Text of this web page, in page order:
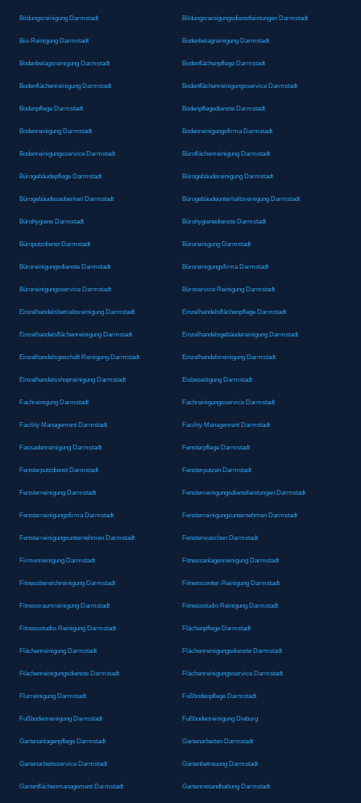
Bildungsreinigung Darmstadt Bildungsreinigungsdienstleistungen Darmstadt
Bio-Reinigung Darmstadt Bodenbelagreinigung Darmstadt
Bodenbelagsreinigung Darmstadt Bodenflächenpflege Darmstadt
Bodenflächenreinigung Darmstadt Bodenflächenreinigungsservice Darmstadt
Bodenpflege Darmstadt Bodenpflegedienste Darmstadt
Bodenreinigung Darmstadt Bodenreinigungsfirma Darmstadt
Bodenreinigungsservice Darmstadt Büroflächenreinigung Darmstadt
Bürogebäudepflege Darmstadt Bürogebäudereinigung Darmstadt
Bürogebäudesauberkeit Darmstadt Bürogebäudeunterhaltsreinigung Darmstadt
Bürohygiene Darmstadt Bürohygienedienste Darmstadt
Büroputzdienst Darmstadt Büroreinigung Darmstadt
Büroreinigungsdienste Darmstadt Büroreinigungsfirma Darmstadt
Büroreinigungsservice Darmstadt Büroservice Reinigung Darmstadt
Einzelhandelsbetriebsreinigung Darmstadt Einzelhandelsflächenpflege Darmstadt
Einzelhandelsflächenreinigung Darmstadt Einzelhandelsgebäudereinigung Darmstadt
Einzelhandelsgeschäft Reinigung Darmstadt Einzelhandelsreinigung Darmstadt
Einzelhandelsshopreinigung Darmstadt Eisbeseitigung Darmstadt
Fachreinigung Darmstadt Fachreinigungsservice Darmstadt
Facility Management Darmstadt Facility Management Darmstadt
Fassadenreinigung Darmstadt Fensterpflege Darmstadt
Fensterputzdienst Darmstadt Fensterputzen Darmstadt
Fensterreinigung Darmstadt Fensterreinigungsdienstleistungen Darmstadt
Fensterreinigungsfirma Darmstadt Fensterreinigungsunternehmen Darmstadt
Fensterreinigungsunternehmen Darmstadt Fensterwaschen Darmstadt
Firmenreinigung Darmstadt Fitnessanlagenreinigung Darmstadt
Fitnessbereichreinigung Darmstadt Fitnesscenter-Reinigung Darmstadt
Fitnessraumreinigung Darmstadt Fitnessstudio Reinigung Darmstadt
Fitnessstudio-Reinigung Darmstadt Flächenpflege Darmstadt
Flächenreinigung Darmstadt Flächenreinigungsdienste Darmstadt
Flächenreinigungsdienste Darmstadt Flächenreinigungsservice Darmstadt
Flurreinigung Darmstadt Fußbodenpflege Darmstadt
Fußbodenreinigung Darmstadt Fußbodenreinigung Dieburg
Gartenanlagenpflege Darmstadt Gartenarbeiten Darmstadt
Gartenarbeitsservice Darmstadt Gartenbetreuung Darmstadt
Gartenflächenmanagement Darmstadt Garteninstandhaltung Darmstadt